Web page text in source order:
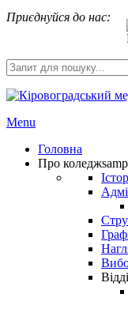
Приєднуйся до нас:
Menu
Головна
Про коледж